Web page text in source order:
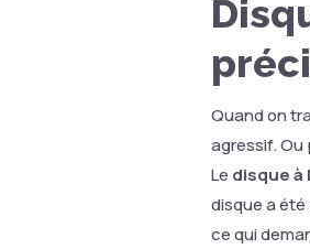
Proxxon
Sortimo -
batteries et
179,00 €
Quand on
agressif. Ou
Le disque à
disque a
ce qui